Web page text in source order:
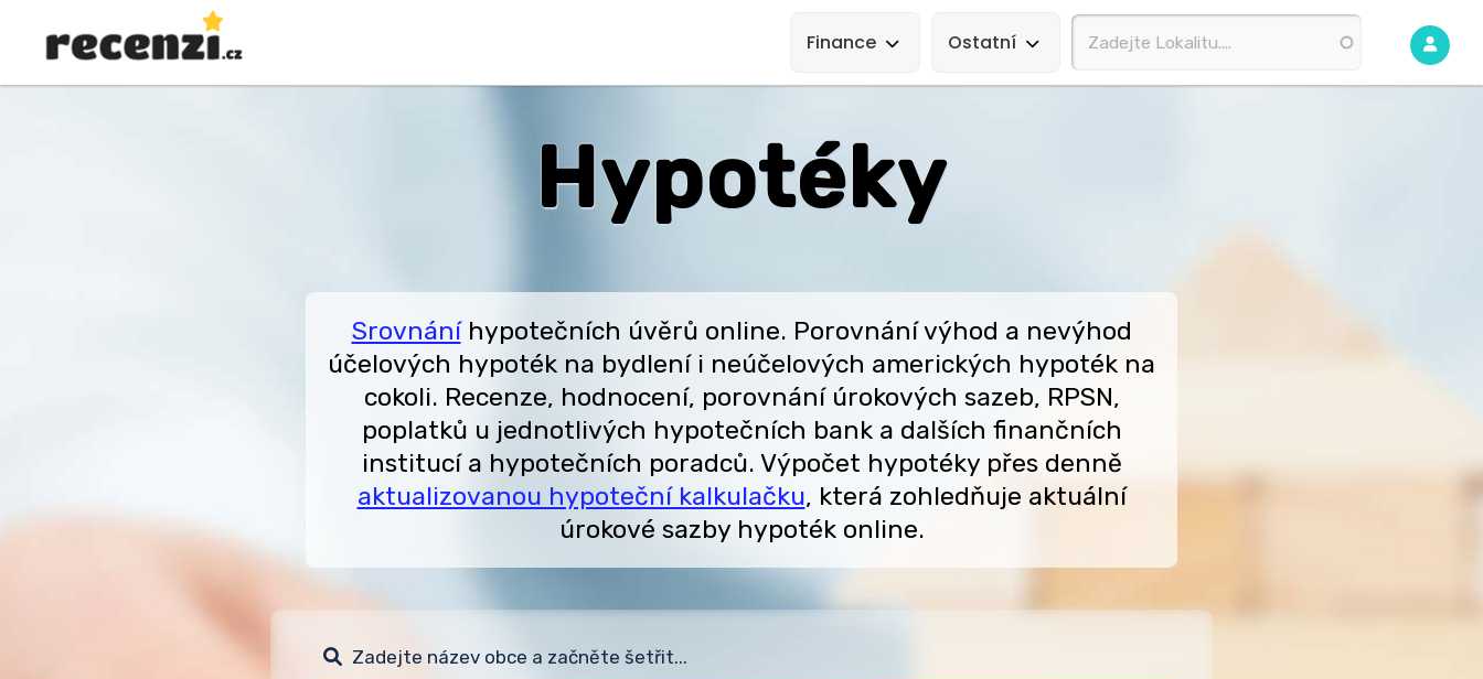
Navigation
Finance Ostatní
Hypotéky
Srovnáníhypotečních úvěrů online. Porovnání výhod a nevýhod
účelových hypoték na bydlení i neúčelových amerických hypoték na
cokoli. Recenze, hodnocení, porovnání úrokových sazeb, RPSN,
poplatků u jednotlivých hypotečních bank a dalších finančních
institucí a hypotečních poradců. Výpočet hypotéky přes denně
aktualizovanou hypoteční kalkulačku, která zohledňuje aktuální
úrokové sazby hypoték online.
Zadejte název obce a začněte šetřit...